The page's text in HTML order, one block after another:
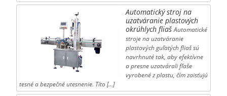
Automatický stroj na
uzatváranie plastových
okrúhlych fliaš Automatické
stroje na uzatváranie
plastových guľatých fliaš sú
navrhnuté tak, aby efektívne
a presne uzatvárali fľaše
vyrobené z plastu, čím zaisťujú
tesné a bezpečné utesnenie. Títo […]